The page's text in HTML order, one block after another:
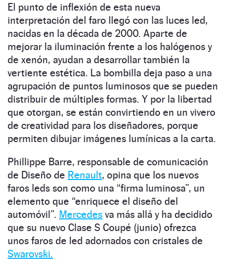
El punto de inflexión de esta nueva
interpretación del faro llegó con las luces led,
nacidas en la década de 2000. Aparte de
mejorar la iluminación frente a los halógenos y
de xenón, ayudan a desarrollar también la
vertiente estética. La bombilla deja paso a una
agrupación de puntos luminosos que se pueden
distribuir de múltiples formas. Y por la libertad
que otorgan, se están convirtiendo en un vivero
de creatividad para los diseñadores, porque
permiten dibujar imágenes lumínicas a la carta.
Phillippe Barre, responsable de comunicación
de Diseño de Renault, opina que los nuevos
faros leds son como una “firma luminosa”, un
elemento que “enriquece el diseño del
automóvil”. Mercedes va más allá y ha decidido
que su nuevo Clase S Coupé (junio) ofrezca
unos faros de led adornados con cristales de
Swarovski.